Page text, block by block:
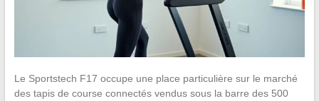
Le Sportstech F17 occupe une place particulière sur le marché
des tapis de course connectés vendus sous la barre des 500